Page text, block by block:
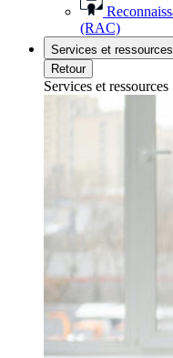
(RAC)
Services et ressources
Retour
Services et ressources